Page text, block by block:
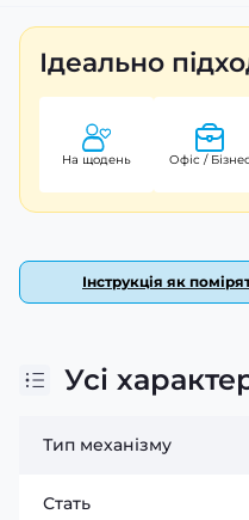
Ідеально
На щодень Офіс / Бізнес
Інструкція як
Усі
Тип механізму
Стать